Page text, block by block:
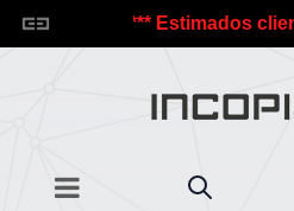
*** Estimados